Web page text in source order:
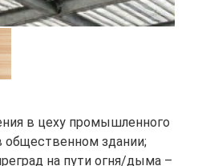
в цеху промышленного
общественном здании;
на пути огня/дыма –